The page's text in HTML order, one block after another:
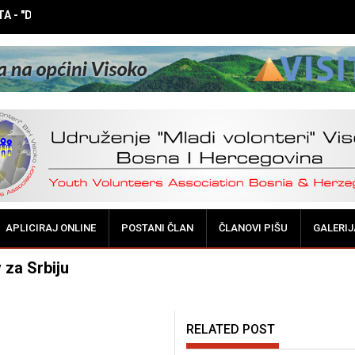
- "DOK NE BUDE KASNO! Vršnjačka medijacija - potreba i
APLICIRAJ ONLINE POSTANI ČLAN ČLANOVI PIŠU
za Srbiju
RELATED POST